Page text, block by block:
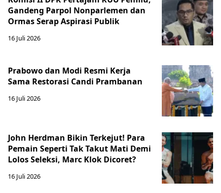
Gandeng Parpol Nonparlemen dan
Ormas Serap Aspirasi Publik
16 Juli 2026
Prabowo dan Modi Resmi Kerja
Sama Restorasi Candi Prambanan
16 Juli 2026
John Herdman Bikin Terkejut! Para
Pemain Seperti Tak Takut Mati Demi
Lolos Seleksi, Marc Klok Dicoret?
16 Juli 2026